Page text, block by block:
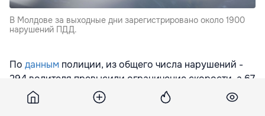
В Молдове за выходные дни зарегистрировано около 1900
нарушений ПДД.
По данным полиции, из общего числа нарушений -
294 водителя превысили ограничение скорости, а 67
были замечены в состоянии алкогольного опьянения
за рулем.